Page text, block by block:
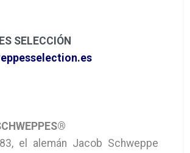
SELECCIÓN
el alemán Jacob Schweppe